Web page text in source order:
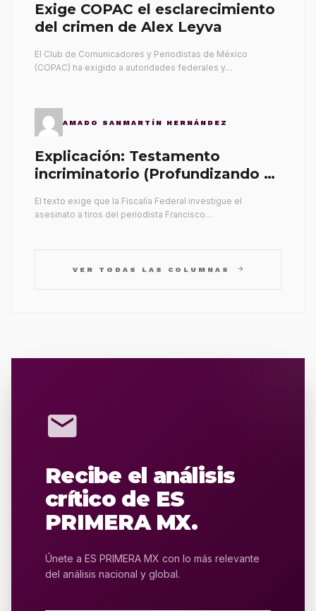
Exige COPAC el esclarecimiento
del crimen de Alex Leyva
El Club de Comunicadores y Periodistas de México
(COPAC) ha exigido a autoridades federales y…
AMADO SANMARTÍN HERNÁNDEZ
Explicación: Testamento
incriminatorio (Profundizando su
El texto exige que la Fiscalía Federal investigue el
asesinato a tiros del periodista Francisco…
VER TODAS LAS COLUMNAS arrow_forward
mail
Recibe el análisis
crítico de ES
PRIMERA MX.
Únete a ES PRIMERA MX con lo más relevante
del análisis nacional y global.